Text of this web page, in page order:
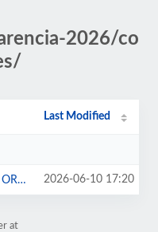
2026/co
Last Modified
2026-06-10 17:20
at